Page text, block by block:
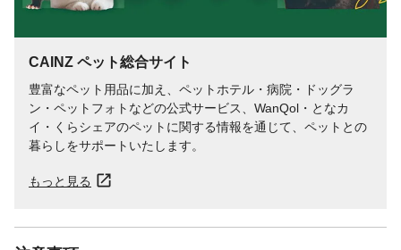
除いて、ご家庭のトイレに処理してくださ
方法に従って処理してください。
対象
犬、猫
CAINZ ペット総合サイト
豊富なペット用品に加え、ペットホテル・病院・ドッグラ
ン・ペットフォトなどの公式サービス、WanQol・となカ
イ・くらシェアのペットに関する情報を通じて、ペットとの
暮らしをサポートいたします。
もっと見る